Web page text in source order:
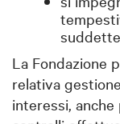
La Fondazione
relativa
interessi, anche